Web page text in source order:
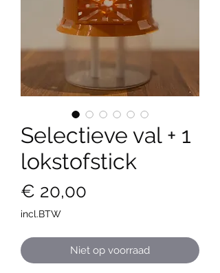
Selectieve val + 1
lokstofstick
€ 20,00
incl.BTW
Niet op voorraad